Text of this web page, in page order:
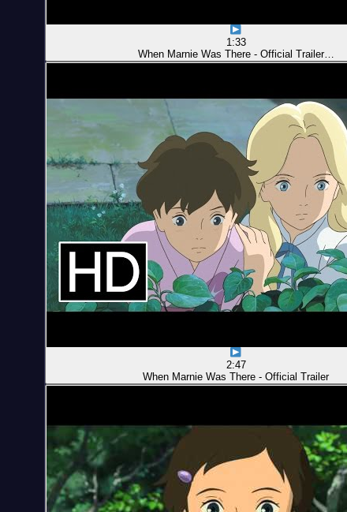
1:33
When Marnie Was There - Official Trailer…
2:47
When Marnie Was There - Official Trailer